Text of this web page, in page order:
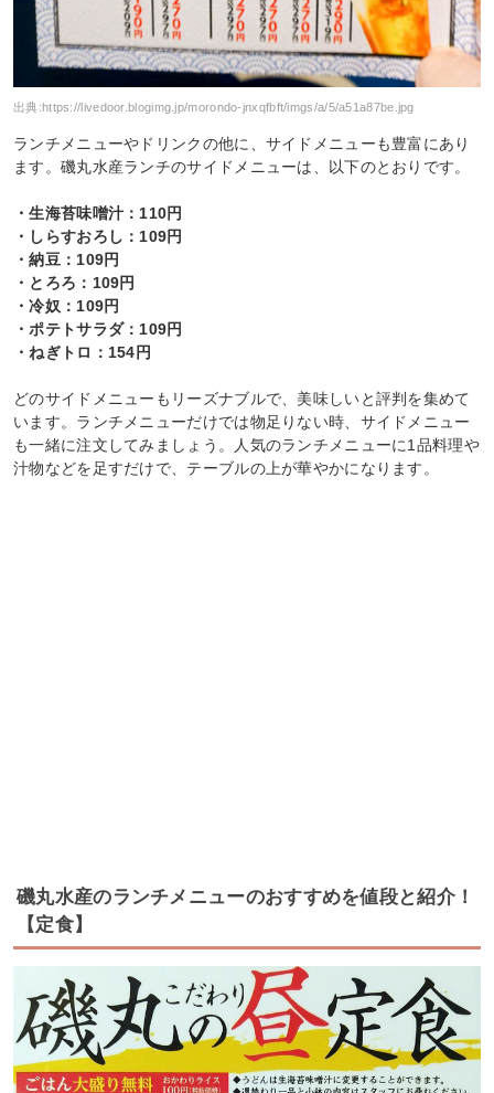
出典:https://livedoor.blogimg.jp/morondo-jnxqfbft/imgs/a/5/a51a87be.jpg
ランチメニューやドリンクの他に、サイドメニューも豊富にあり
ます。磯丸水産ランチのサイドメニューは、以下のとおりです。
・生海苔味噌汁：110円
・しらすおろし：109円
・納豆：109円
・とろろ：109円
・冷奴：109円
・ポテトサラダ：109円
・ねぎトロ：154円
どのサイドメニューもリーズナブルで、美味しいと評判を集めて
います。ランチメニューだけでは物足りない時、サイドメニュー
も一緒に注文してみましょう。人気のランチメニューに1品料理や
汁物などを足すだけで、テーブルの上が華やかになります。
磯丸水産のランチメニューのおすすめを値段と紹介！
【定食】